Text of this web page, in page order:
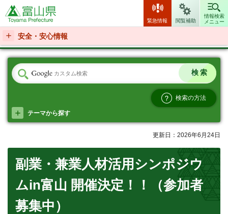
富山県
緊急情報 閲覧補助
情報検索
メニュー
安全・安心情報
検索の方法
テーマから探す
更新日：2026年6月24日
副業・兼業人材活用シンポジウ
ムin富山 開催決定！！（参加者
募集中）